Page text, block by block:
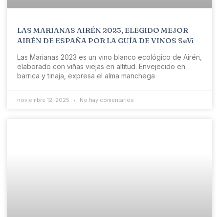
LAS MARIANAS AIRÉN 2023, ELEGIDO MEJOR
AIRÉN DE ESPAÑA POR LA GUÍA DE VINOS SeVi
Las Marianas 2023 es un vino blanco ecológico de Airén,
elaborado con viñas viejas en altitud. Envejecido en
barrica y tinaja, expresa el alma manchega
noviembre 12, 2025 No hay comentarios